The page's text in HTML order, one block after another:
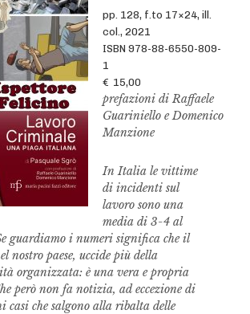
pp. 128, f.to 17×24, ill.
col., 2021
ISBN 978-88-6550-809-
1
€ 15,00
prefazioni di Raffaele
Guariniello e Domenico
Manzione
In Italia le vittime
di incidenti sul
lavoro sono una
media di 3-4 al
guardiamo i numeri significa che il
nostro paese, uccide più della
organizzata: è una vera e propria
però non fa notizia, ad eccezione di
casi che salgono alla ribalta delle